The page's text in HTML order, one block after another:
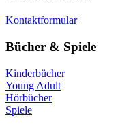
Kontaktformular
Bücher & Spiele
Kinderbücher
Young Adult
Hörbücher
Spiele